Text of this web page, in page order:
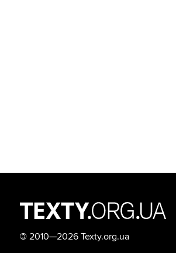
© 2010—2026 Texty.org.ua